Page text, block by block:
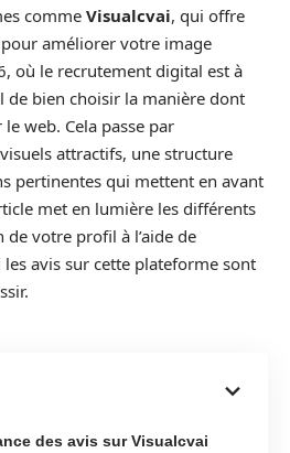
comme Visualcvai, qui offre
améliorer votre image
où le recrutement digital est à
de bien choisir la manière dont
web. Cela passe par
attractifs, une structure
pertinentes qui mettent en avant
met en lumière les différents
de votre profil à l’aide de
avis sur cette plateforme sont
des avis sur Visualcvai